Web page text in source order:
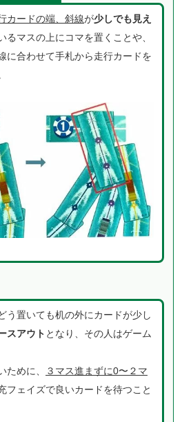
カードの端、斜線が少しでも見え
るマスの上にコマを置くことや、
に合わせて手札から走行カードを
う置いても机の外にカードが少し
スアウト となり、その人はゲーム
めに、
３マス進まずに0〜２マ
フェイズで良いカードを待つこと